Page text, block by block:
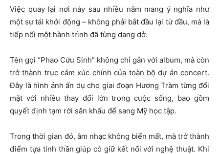
Việc quay lại nơi này sau nhiều năm mang ý nghĩa như
một sự tái khởi động – không phải bắt đầu lại từ đầu, mà là
tiếp nối một hành trình đã từng dang dở.
Tên gọi “Phao Cứu Sinh” không chỉ gắn với album, mà còn
trở thành trục cảm xúc chính của toàn bộ dự án concert.
Đây là hình ảnh ẩn dụ cho giai đoạn Hương Tràm từng đối
mặt với nhiều thay đổi lớn trong cuộc sống, bao gồm
quyết định tạm rời sân khấu để sang Mỹ học tập.
Trong thời gian đó, âm nhạc không biến mất, mà trở thành
điểm tựa tinh thần giúp cô giữ kết nối với nghệ thuật. Khi